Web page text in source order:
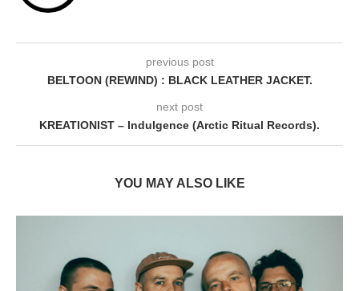
previous post
BELTOON (REWIND) : BLACK LEATHER JACKET.
next post
KREATIONIST – Indulgence (Arctic Ritual Records).
YOU MAY ALSO LIKE